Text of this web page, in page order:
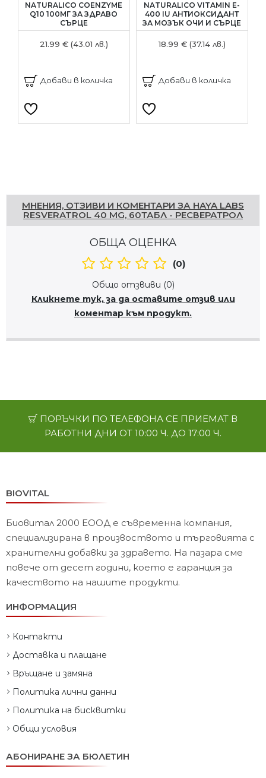
NATURALICO COENZYME
Q10 100МГ ЗА ЗДРАВО
СЪРЦЕ
21.99 € (43.01 лв.)
Добави в количка
NATURALICO VITAMIN E-
400 IU АНТИОКСИДАНТ
ЗА МОЗЪК ОЧИ И СЪРЦЕ
18.99 € (37.14 лв.)
Добави в количка
МНЕНИЯ, ОТЗИВИ И КОМЕНТАРИ ЗА HAYA LABS
RESVERATROL 40 MG, 60ТАБЛ - РЕСВЕРАТРОЛ
ОБЩА ОЦЕНКА
(0)
Общо отзвиви (0)
Кликнете тук, за да оставите отзив или
коментар към продукт.
ПОРЪЧКИ ПО ТЕЛЕФОНА СЕ ПРИЕМАТ В
РАБОТНИ ДНИ ОТ 10:00 Ч. ДО 17:00 Ч.
BIOVITAL
Биовитал 2000 ЕООД е съвременна компания,
специализирана в произвоството и търговията с
хранителни добавки за здравето. На пазара сме
повече от десет години, което е гаранция за
качеството на нашите продукти.
ИНФОРМАЦИЯ
Контакти
Доставка и плащане
Връщане и замяна
Политика лични данни
Политика на бисквитки
Общи условия
АБОНИРАНЕ ЗА БЮЛЕТИН